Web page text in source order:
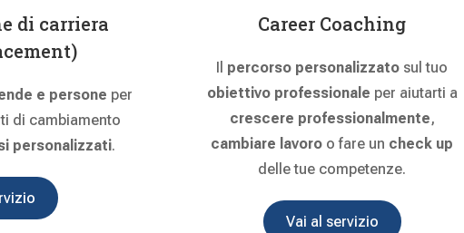
di carriera
e persone per
di cambiamento
personalizzati.
Career Coaching
Il percorso personalizzato sul tuo
obiettivo professionale per aiutarti a
crescere professionalmente,
cambiare lavoro o fare un check up
delle tue competenze.
Vai al servizio